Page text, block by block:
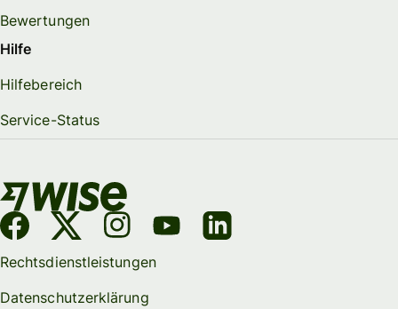
Bewertungen
Hilfe
Hilfebereich
Service-Status
Rechtsdienstleistungen
Datenschutzerklärung